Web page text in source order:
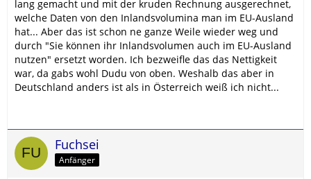
lang gemacht und mit der kruden Rechnung ausgerechnet,
welche Daten von den Inlandsvolumina man im EU-Ausland
hat... Aber das ist schon ne ganze Weile wieder weg und
durch "Sie können ihr Inlandsvolumen auch im EU-Ausland
nutzen" ersetzt worden. Ich bezweifle das das Nettigkeit
war, da gabs wohl Dudu von oben. Weshalb das aber in
Deutschland anders ist als in Österreich weiß ich nicht...
Fuchsei
Anfänger